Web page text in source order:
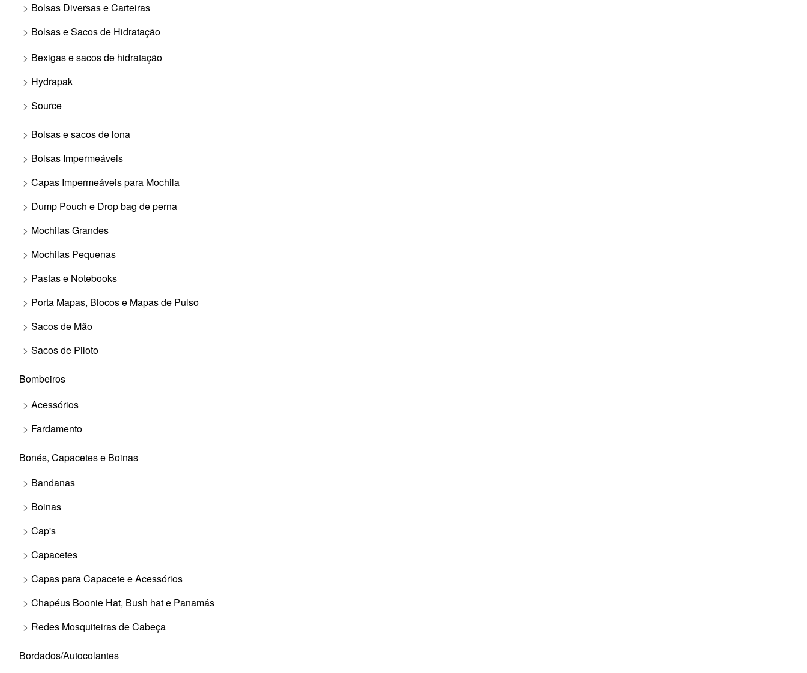
Bolsas Diversas e Carteiras
Bolsas e Sacos de Hidratação
Bexigas e sacos de hidratação
Hydrapak
Source
Bolsas e sacos de lona
Bolsas Impermeáveis
Capas Impermeáveis para Mochila
Dump Pouch e Drop bag de perna
Mochilas Grandes
Mochilas Pequenas
Pastas e Notebooks
Porta Mapas, Blocos e Mapas de Pulso
Sacos de Mão
Sacos de Piloto
Bombeiros
Acessórios
Fardamento
Bonés, Capacetes e Boinas
Bandanas
Boinas
Cap's
Capacetes
Capas para Capacete e Acessórios
Chapéus Boonie Hat, Bush hat e Panamás
Redes Mosquiteiras de Cabeça
Bordados/Autocolantes